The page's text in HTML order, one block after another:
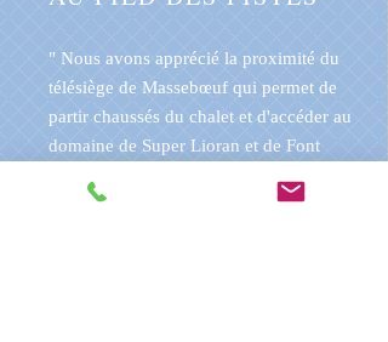
" Nous avons apprécié la proximité du
télésiège de Massebœuf qui permet de
partir chaussés du chalet et d'accéder au
domaine de Super Lioran et de Font
enfants à l'école de ski est près pratique.